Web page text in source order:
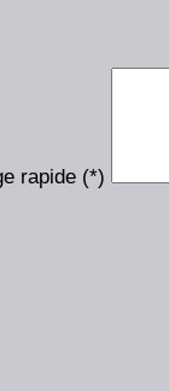
rapide (*)